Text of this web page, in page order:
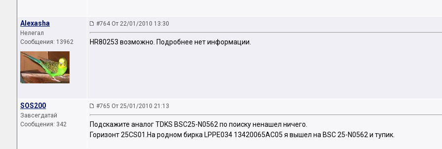
Alexasha
Нелегал
Сообщения: 13962
#764 От 22/01/2010 13:30
HR80253 возможно. Подробнее нет информации.
SOS200
Завсегдатай
Сообщения: 342
#765 От 25/01/2010 21:13
Подскажите аналог TDKS BSC25-N0562 по поиску ненашел ничего.
Горизонт 25CS01.На родном бирка LPPE034 13420065AC05 я вышел на BSC 25-N0562 и тупик.